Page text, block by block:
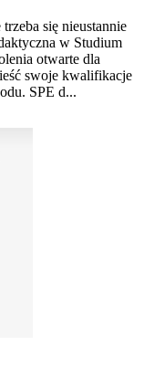
się nieustannie
w Studium
otwarte dla
swoje kwalifikacje
SPE d...